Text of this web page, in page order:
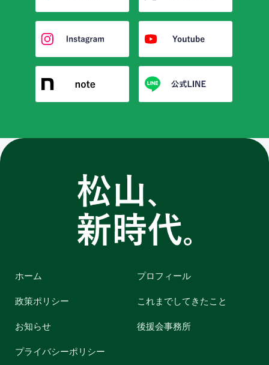
ホーム プロフィール
政策ポリシー これまでしてきたこと
お知らせ 後援会事務所
プライバシーポリシー